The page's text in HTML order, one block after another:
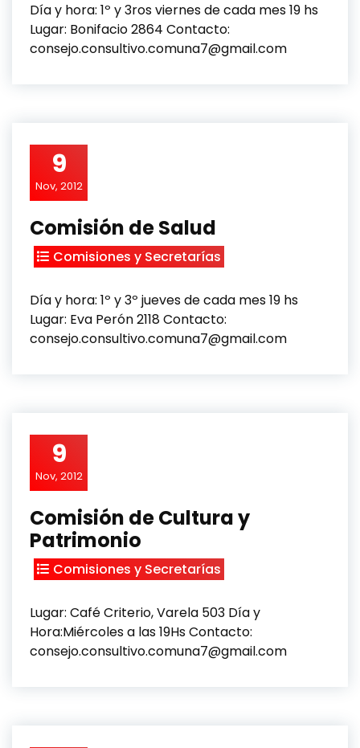
Día y hora: 1º y 3ros viernes de cada mes 19 hs
Lugar: Bonifacio 2864 Contacto:
consejo.consultivo.comuna7@gmail.com
9
Nov, 2012
Comisión de Salud
Comisiones y Secretarías
Día y hora: 1º y 3º jueves de cada mes 19 hs
Lugar: Eva Perón 2118 Contacto:
consejo.consultivo.comuna7@gmail.com
9
Nov, 2012
Comisión de Cultura y
Patrimonio
Comisiones y Secretarías
Lugar: Café Criterio, Varela 503 Día y
Hora:Miércoles a las 19Hs Contacto:
consejo.consultivo.comuna7@gmail.com